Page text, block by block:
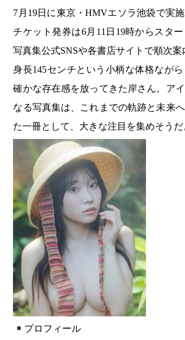
7月19日に東京・HMVエソラ池袋で実施
チケット発券は6月11日19時からスタ
写真集公式SNSや各書店サイトで順次案
身長145センチという小柄な体格なが
確かな存在感を放ってきた岸さん。ア
なる写真集は、これまでの軌跡と未来
た一冊として、大きな注目を集めそうだ
プロフィール